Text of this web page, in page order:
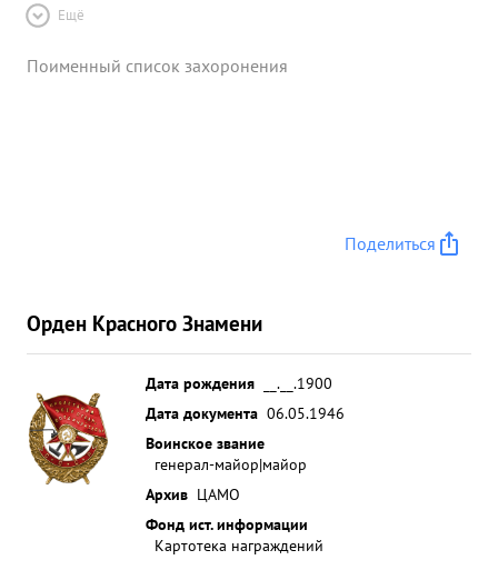
Ещё
Поименный список захоронения
Поделиться
Орден Красного Знамени
Дата рождения
__.__.1900
Дата документа 06.05.1946
Воинское звание
генерал-майор|майор
Архив ЦАМО
Фонд ист. информации
Картотека награждений